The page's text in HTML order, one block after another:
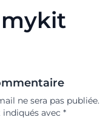
ne sera pas publiée.
avec *